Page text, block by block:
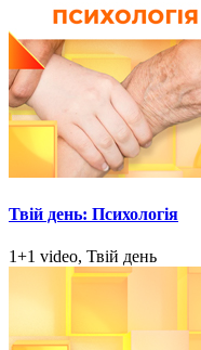
Твій день: Психологія
1+1 video, Твій день